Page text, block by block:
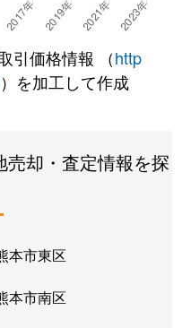
引価格情報 （http
）を加工して作成
却・査定情報を探
本市東区
本市南区